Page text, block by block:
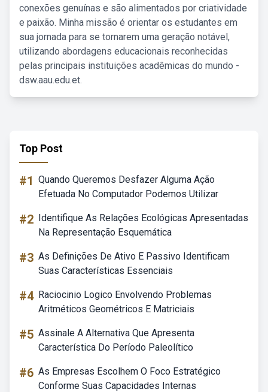
conexões genuínas e são alimentados por criatividade
e paixão. Minha missão é orientar os estudantes em
sua jornada para se tornarem uma geração notável,
utilizando abordagens educacionais reconhecidas
pelas principais instituições acadêmicas do mundo -
dsw.aau.edu.et.
Top Post
#1 Quando Queremos Desfazer Alguma Ação
Efetuada No Computador Podemos Utilizar
#2 Identifique As Relações Ecológicas Apresentadas
Na Representação Esquemática
#3 As Definições De Ativo E Passivo Identificam
Suas Características Essenciais
#4 Raciocinio Logico Envolvendo Problemas
Aritméticos Geométricos E Matriciais
#5 Assinale A Alternativa Que Apresenta
Característica Do Período Paleolítico
#6 As Empresas Escolhem O Foco Estratégico
Conforme Suas Capacidades Internas